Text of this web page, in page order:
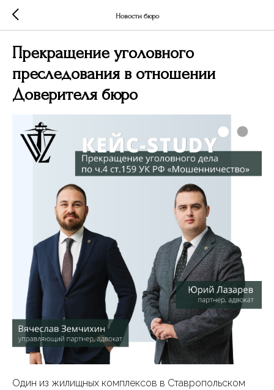
Новости бюро
Прекращение уголовного
преследования в отношении
Доверителя бюро
Один из жилищных комплексов в Ставропольском